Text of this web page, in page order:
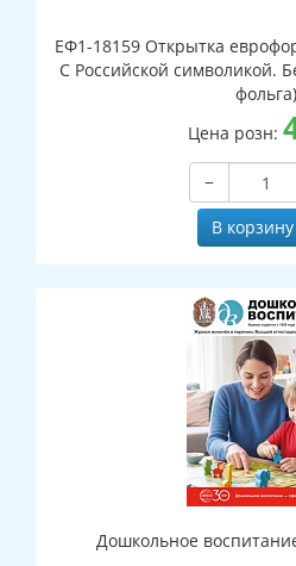
ЕФ1-18159 Открытка
С Российской символикой.
фольга)
Цена розн:
−
В корзину
Дошкольное